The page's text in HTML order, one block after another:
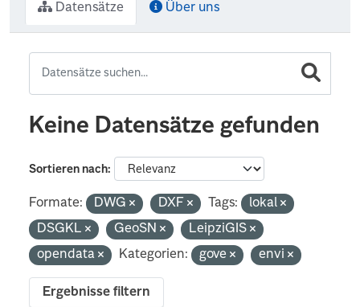
Datensätze Über uns
Keine Datensätze gefunden
Sortieren nach
Formate: DWG DXF Tags:
lokal
DSGKL
GeoSN
LeipziGIS
opendata
Kategorien: gove envi
Ergebnisse filtern